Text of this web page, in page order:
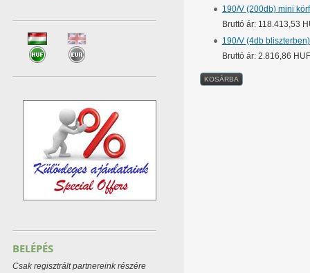
190/V (200db) mini
Bruttó ár: 118.413,53
190/V (4db
Bruttó ár: 2.816,86 HUF
BELÉPÉS
Csak regisztrált partnereink részére